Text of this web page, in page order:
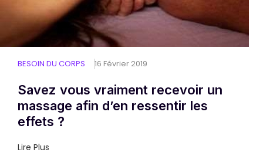
Savez vous vraiment recevoir un
massage afin dʼen ressentir les
effets ?
16 Février 2019
BESOIN DU CORPS
Lire Plus